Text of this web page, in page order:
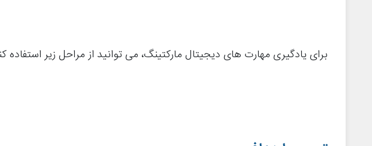
برای یادگیری مهارت های دیجیتال مارکتینگ، می توانید از مراحل زیر استفاده